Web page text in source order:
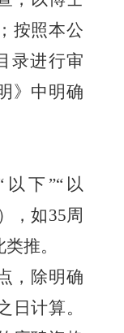
按照本公
录进行审
》中明确
以下 ”“以
，如35周
类推。
，除明确
日计算。